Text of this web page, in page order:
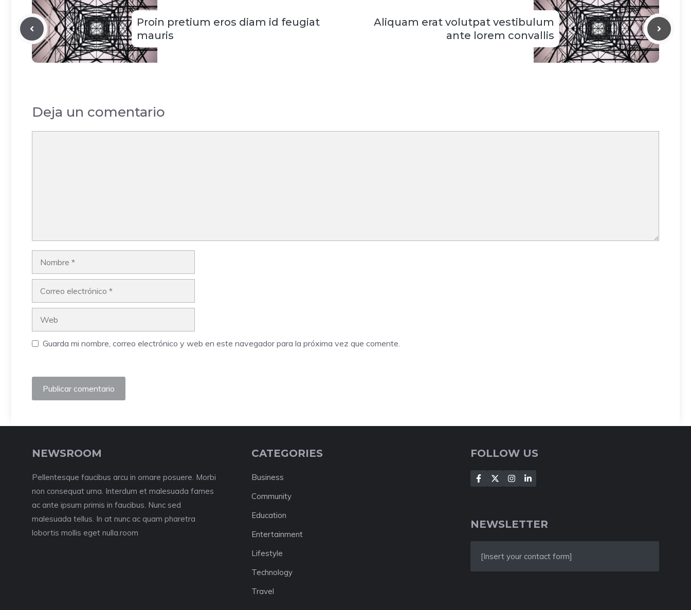
Proin pretium eros diam id feugiat
mauris
Aliquam erat volutpat vestibulum
ante lorem convallis
Deja un comentario
Guarda mi nombre, correo electrónico y web en este navegador para la próxima vez que comente.
NEWSROOM
Pellentesque faucibus arcu in ornare posuere. Morbi
non consequat urna. Interdum et malesuada fames
ac ante ipsum primis in faucibus. Nunc sed
malesuada tellus. In at nunc ac quam pharetra
lobortis mollis eget nulla.room
CATEGORIES
Business
Community
Education
Entertainment
Lifestyle
Technology
Travel
FOLLOW US
NEWSLETTER
[Insert your contact form]